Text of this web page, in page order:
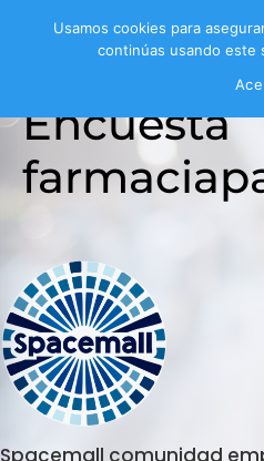
Encuesta
Spacemall comunidad
Usamos cookies para
continúas usando este